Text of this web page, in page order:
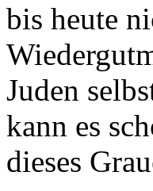
bis heute
Juden
kann es
dieses